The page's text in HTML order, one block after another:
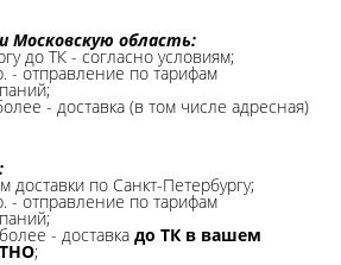
Московскую область:
до ТК - согласно условиям;
- отправление по тарифам
- доставка (в том числе адресная)
доставки по Санкт-Петербургу;
- отправление по тарифам
- доставка до ТК в вашем
;